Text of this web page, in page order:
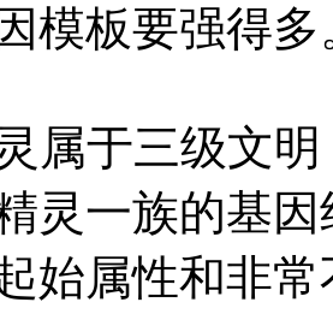
模板要强得多
属于三级文明
灵一族的基
始属性和非